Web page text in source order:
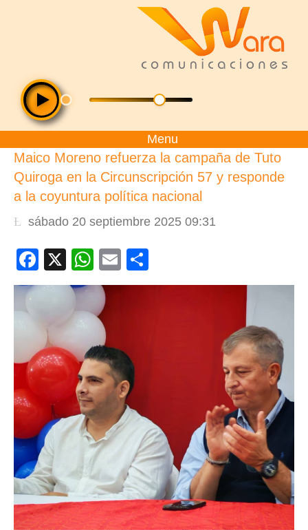
Menu
Maico Moreno refuerza la campaña de Tuto
Quiroga en la Circunscripción 57 y responde
a la coyuntura política nacional
sábado 20 septiembre 2025 09:31
Facebook
X WhatsApp
Email